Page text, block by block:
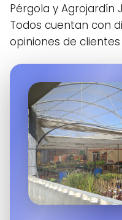
Pérgola y Agrojardín
Todos cuentan con
opiniones de